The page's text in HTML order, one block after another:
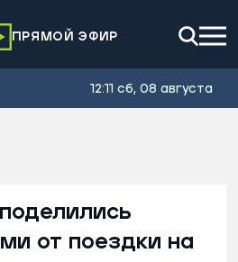
ПРЯМОЙ ЭФИР
12:11 сб, 08 августа
от поездки на